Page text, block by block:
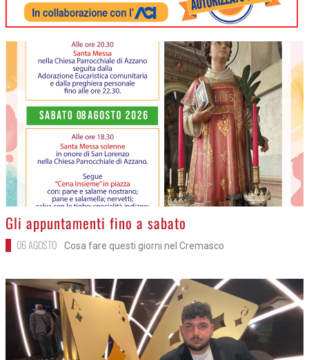
>
Gli appuntamenti fino a sabato
06 AGOSTO Cosa fare questi giorni nel Cremasco